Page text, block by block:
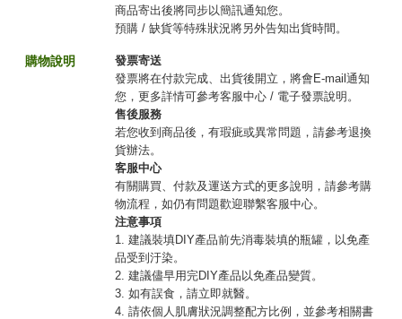
商品寄出後將同步以簡訊通知您。
預購 / 缺貨等特殊狀況將另外告知出貨時間。
購物說明
發票寄送
發票將在付款完成、出貨後開立，將會E-mail通知
您，更多詳情可參考客服中心 / 電子發票說明。
售後服務
若您收到商品後，有瑕疵或異常問題，請參考退換
貨辦法。
客服中心
有關購買、付款及運送方式的更多說明，請參考購
物流程，如仍有問題歡迎聯繫客服中心。
注意事項
1. 建議裝填DIY產品前先消毒裝填的瓶罐，以免產
品受到汙染。
2. 建議儘早用完DIY產品以免產品變質。
3. 如有誤食，請立即就醫。
4. 請依個人肌膚狀況調整配方比例，並參考相關書